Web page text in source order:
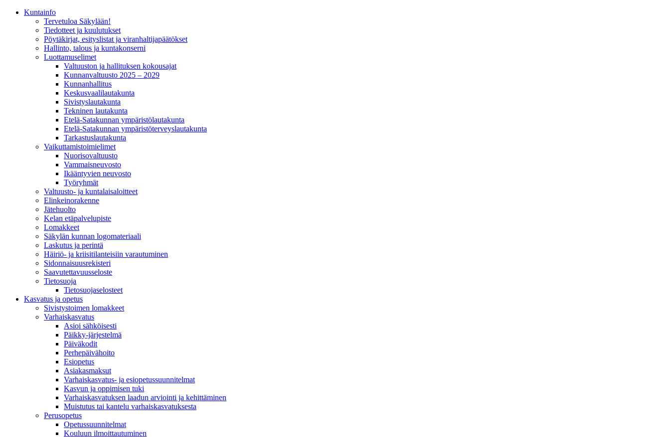
Kunta­info
Tervetuloa Säkylään!
Tiedotteet ja kuulutukset
Pöytäkirjat, esityslistat ja viranhaltijapäätökset
Hallinto, talous ja kuntakonserni
Luottamuselimet
Valtuuston ja hallituksen kokousajat
Kunnanvaltuusto 2025 – 2029
Kunnanhallitus
Keskusvaalilautakunta
Sivistyslautakunta
Tekninen lautakunta
Etelä-Satakunnan ympäristölautakunta
Etelä-Satakunnan ympäristöterveyslautakunta
Tarkastuslautakunta
Vaikuttamistoimielimet
Nuorisovaltuusto
Vammaisneuvosto
Ikääntyvien neuvosto
Työryhmät
Valtuusto- ja kuntalaisaloitteet
Elinkeinorakenne
Jätehuolto
Kelan etäpalvelupiste
Lomakkeet
Säkylän kunnan logomateriaali
Laskutus ja perintä
Häiriö- ja kriisitilanteisiin varautuminen
Sidonnaisuusrekisteri
Saavutettavuusseloste
Tietosuoja
Tietosuojaselosteet
Kasvatus ja opetus
Sivistystoimen lomakkeet
Varhaiskasvatus
Asioi sähköisesti
Päikky-järjestelmä
Päiväkodit
Perhepäivähoito
Esiopetus
Asiakasmaksut
Varhaiskasvatus- ja esiopetussuunnitelmat
Kasvun ja oppimisen tuki
Varhaiskasvatuksen laadun arviointi ja kehittäminen
Muistutus tai kantelu varhaiskasvatuksesta
Perusopetus
Opetussuunnitelmat
Kouluun ilmoittautuminen